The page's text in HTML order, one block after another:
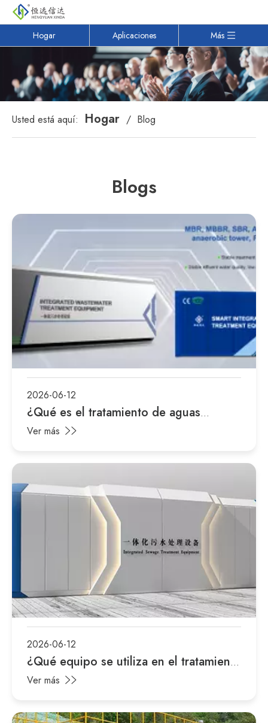
Hogar Aplicaciones Más
Usted está aquí: Hogar / Blog
Blogs
2026-06-12
¿Qué es el tratamiento de aguas
residuales industriales?
Ver más
2026-06-12
¿Qué equipo se utiliza en el tratamiento
de agua?
Ver más